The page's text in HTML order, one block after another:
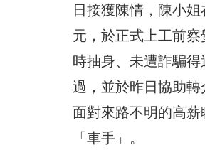
日接獲陳情，陳小
元，於正式上工前
時抽身、未遭詐騙
過，並於昨日協助
面對來路不明的高
「車手」。